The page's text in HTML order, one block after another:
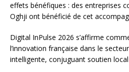
effets bénéfiques : des entreprises
Oghji ont bénéficié de cet
Digital InPulse 2026 s’affirme
l’innovation française dans le
intelligente, conjuguant soutien